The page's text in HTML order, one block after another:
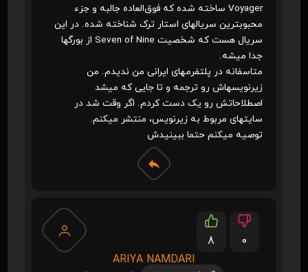
Voyager ساخته شده که فوق‌العاده جالبه و جزء
محبوبترین سریالهای استار ترک شناخته شده. در این
سریال هست که شخصیت Seven of Nine از بورگها
جدا میشه.
متاسفانه در پلتفرمهای ایرانی من ندیدم. من
زیرنویسهاش رو ترجمه و تا جایی که میشد
اصطلاحاتش رو یک دست کردم. اگر وقت شد در
سایتهای مربوط به زیرنویس، منتشر میکنم.
توصیه میکنم حتما ببینیدش
8
0
ARIYA NAMDARI